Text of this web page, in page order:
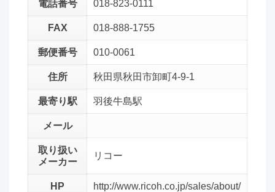
電話番号 018-823-0111
FAX 018-888-1755
郵便番号 010-0061
住所 秋田県秋田市卸町4-9-1
最寄り駅 羽後牛島駅
メール
取り扱い
メーカー
リコー
HP http://www.ricoh.co.jp/sales/about/